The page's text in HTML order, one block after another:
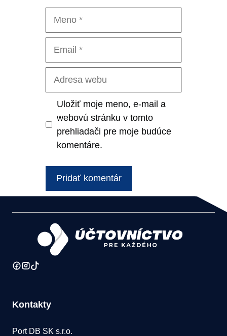
Uložiť moje meno, e-mail a
webovú stránku v tomto
prehliadači pre moje budúce
komentáre.
Kontakty
Port DB SK s.r.o.